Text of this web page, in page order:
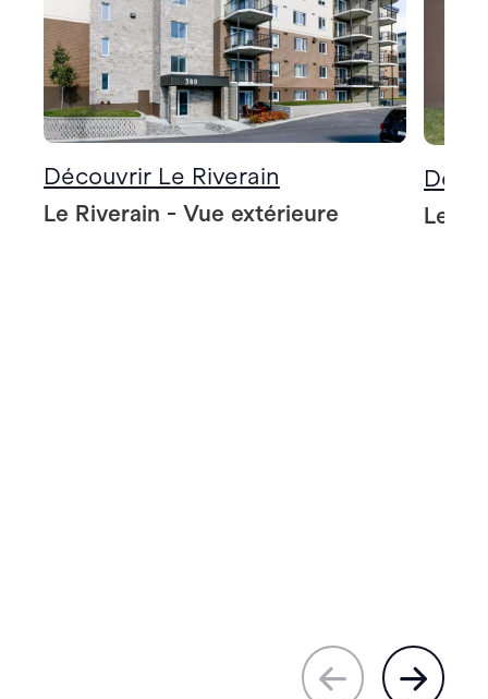
Découvrir Le Riverain
Le Riverain - Vue extérieure Le